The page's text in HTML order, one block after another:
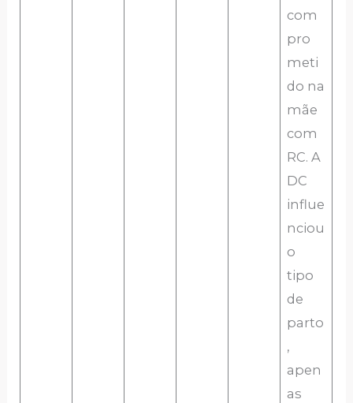
com
pro
meti
do na
mãe
com
RC. A
DC
influe
nciou
o
tipo
de
parto
,
apen
as